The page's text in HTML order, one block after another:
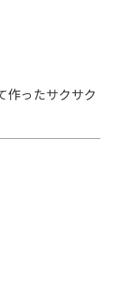
作ったサクサク